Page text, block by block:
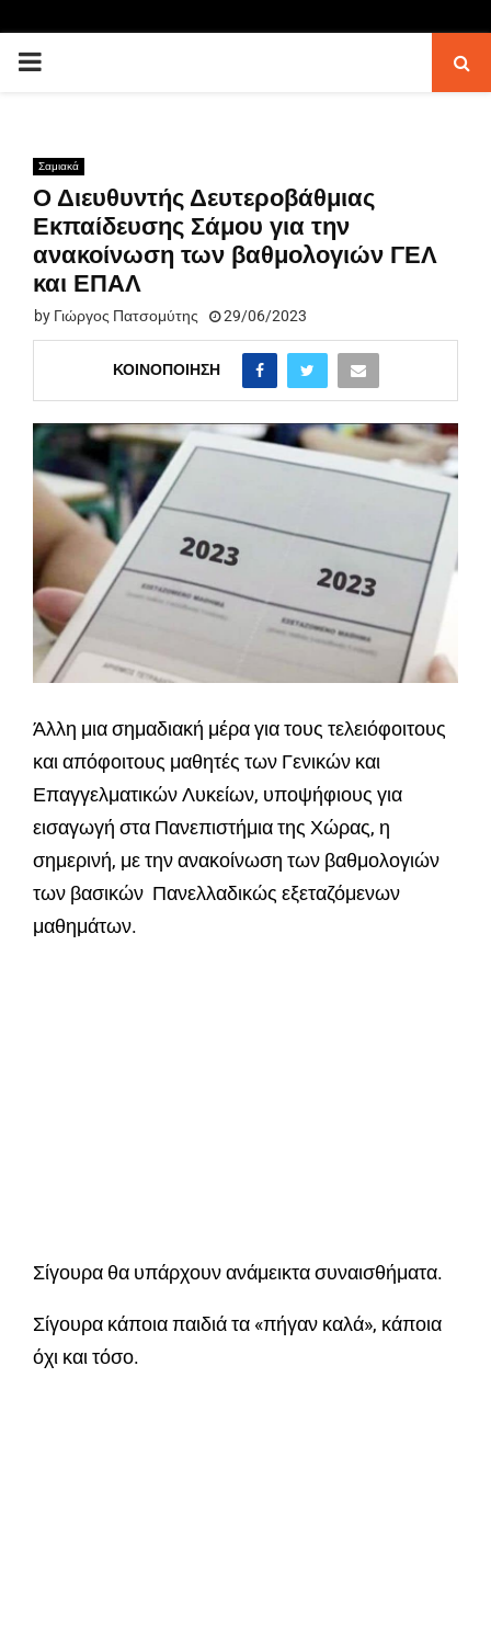
PRIMARY
Σαμιακά
Ο Διευθυντής Δευτεροβάθμιας
Εκπαίδευσης Σάμου για την
ανακοίνωση των βαθμολογιών ΓΕΛ
και ΕΠΑΛ
by Γιώργος Πατσομύτης 29/06/2023
ΚΟΙΝΟΠΟΊΗΣΗ
Άλλη μια σημαδιακή μέρα για τους τελειόφοιτους
και απόφοιτους μαθητές των Γενικών και
Επαγγελματικών Λυκείων, υποψήφιους για
εισαγωγή στα Πανεπιστήμια της Χώρας, η
σημερινή, με την ανακοίνωση των βαθμολογιών
των βασικών Πανελλαδικώς εξεταζόμενων
μαθημάτων.
Σίγουρα θα υπάρχουν ανάμεικτα συναισθήματα.
Σίγουρα κάποια παιδιά τα «πήγαν καλά», κάποια
όχι και τόσο.